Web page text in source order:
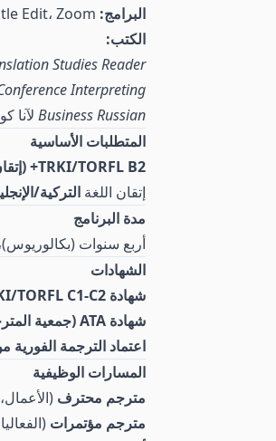
البرامج:
الكتب:
Studies Reader
Interpreting
Business Russian لآنا
المتطلبات الأساسية
TRKI/TORFL B2+ (إتقان اللغة الروسية)
إتقان اللغة التركية/
مدة البرنامج
أربع سنوات
الشهادات
شهادة TRKI/TORFL C1-C2 (إتقان متقدم للغة الروسية)
شهادة ATA (جمعية المترجمين الأمريكيين)
اعتماد الترجمة الفورية
المسارات الوظيفية
مترجم محترف
مترجم مؤتمرات